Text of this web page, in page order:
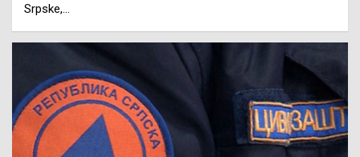
Srpske,…